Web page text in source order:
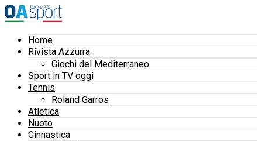
Home
Rivista Azzurra
Giochi del Mediterraneo
Sport in TV oggi
Tennis
Roland Garros
Atletica
Nuoto
Ginnastica